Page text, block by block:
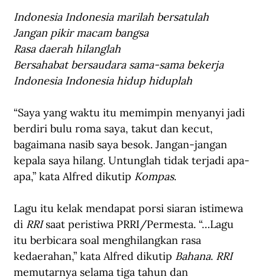
Indonesia Indonesia marilah bersatulah
Jangan pikir macam bangsa
Rasa daerah hilanglah
Bersahabat bersaudara sama-sama bekerja
Indonesia Indonesia hidup hiduplah
“Saya yang waktu itu memimpin menyanyi jadi
berdiri bulu roma saya, takut dan kecut,
bagaimana nasib saya besok. Jangan-jangan
kepala saya hilang. Untunglah tidak terjadi apa-
apa,” kata Alfred dikutip Kompas.
Lagu itu kelak mendapat porsi siaran istimewa
di RRI saat peristiwa PRRI/Permesta. “…Lagu
itu berbicara soal menghilangkan rasa
kedaerahan,” kata Alfred dikutip Bahana. RRI
memutarnya selama tiga tahun dan